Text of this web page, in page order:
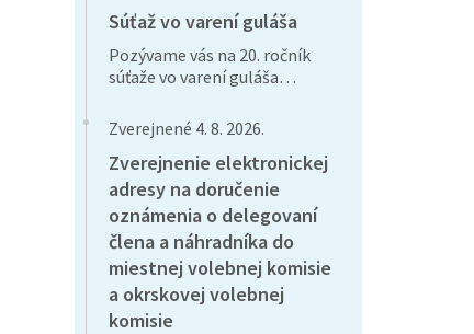
Súťaž vo varení guláša
Pozývame vás na 20. ročník
súťaže vo varení guláša…
Zverejnené 4. 8. 2026.
Zverejnenie elektronickej
adresy na doručenie
oznámenia o delegovaní
člena a náhradníka do
miestnej volebnej komisie
a okrskovej volebnej
komisie